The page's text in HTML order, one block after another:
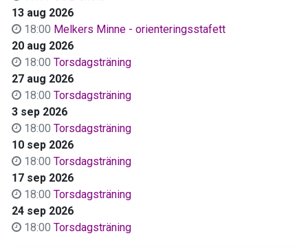
13 aug 2026
18:00 Melkers Minne - orienteringsstafett
20 aug 2026
18:00 Torsdagsträning
27 aug 2026
18:00 Torsdagsträning
3 sep 2026
18:00 Torsdagsträning
10 sep 2026
18:00 Torsdagsträning
17 sep 2026
18:00 Torsdagsträning
24 sep 2026
18:00 Torsdagsträning